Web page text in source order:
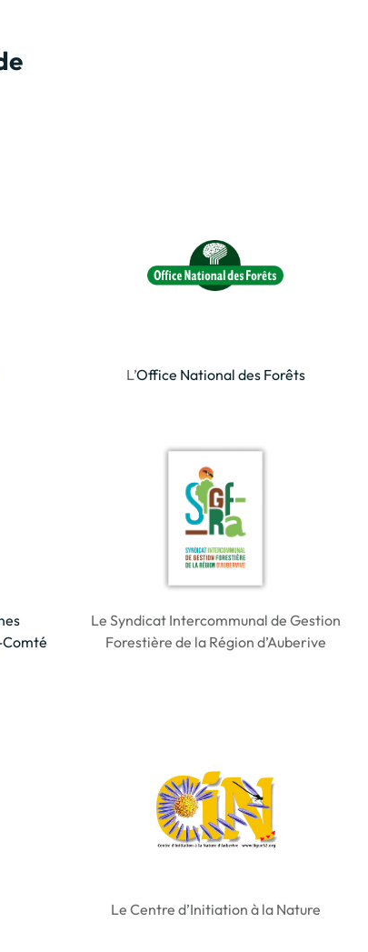
L’Office National des Forêts
Le Syndicat Intercommunal de Gestion
Forestière de la Région d’Auberive
Le Centre d’Initiation à la Nature